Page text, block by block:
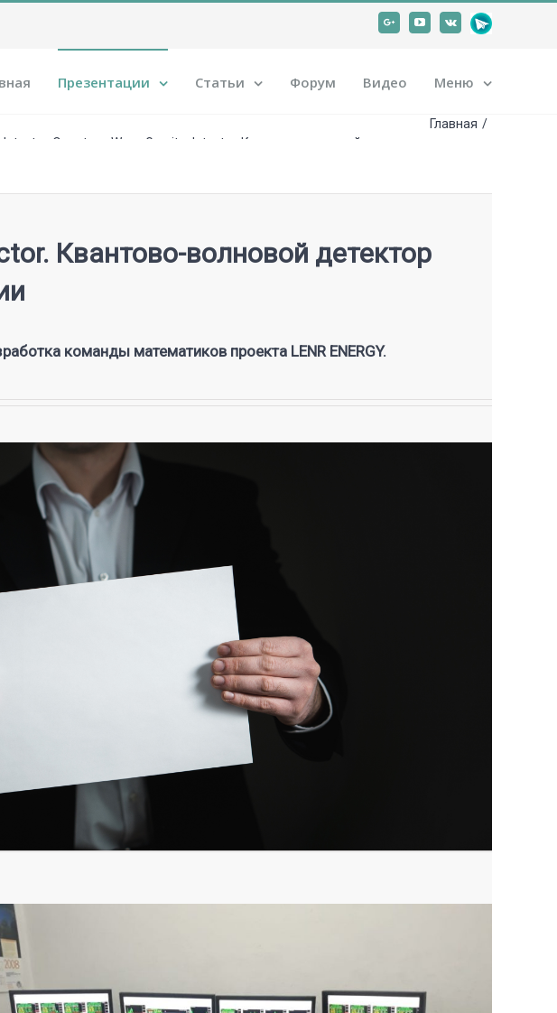
Google+Youtube
Vk
Презентации Статьи Форум Видео Меню
Главная /
Quantum-Wave Gravity detector. Квантово-волновой детектор гравитации
Квантово-волновой детектор
команды математиков проекта LENR ENERGY.